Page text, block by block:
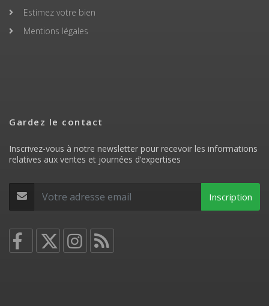
Estimez votre bien
Mentions légales
Gardez le contact
Inscrivez-vous à notre newsletter pour recevoir les informations
relatives aux ventes et journées d’expertises
Inscription